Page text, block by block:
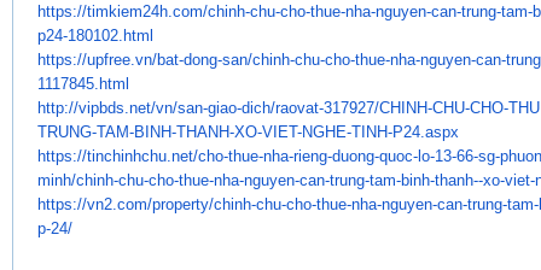
https://timkiem24h.com/chinh-chu-cho-thue-nha-nguyen-can-trung-tam-
p24-180102.html
https://upfree.vn/bat-dong-san/chinh-chu-cho-thue-nha-nguyen-can-
1117845. html
http://vipbds.net/vn/san-giao-dich/raovat-317927/CHINH-CHU-CHO-
TRUNG-TAM-BINH-THANH-XO-VIET-NGHE-TINH-P24.aspx
https://tinchinhchu.net/cho-thue-nha-rieng-duong-quoc-lo-13-66-sg-
minh/chinh-chu-cho-thue-nha-nguyen-can-trung-tam-binh-thanh--xo-viet-
https://vn2.com/property/chinh-chu-cho-thue-nha-nguyen-can-trung-
p-24/